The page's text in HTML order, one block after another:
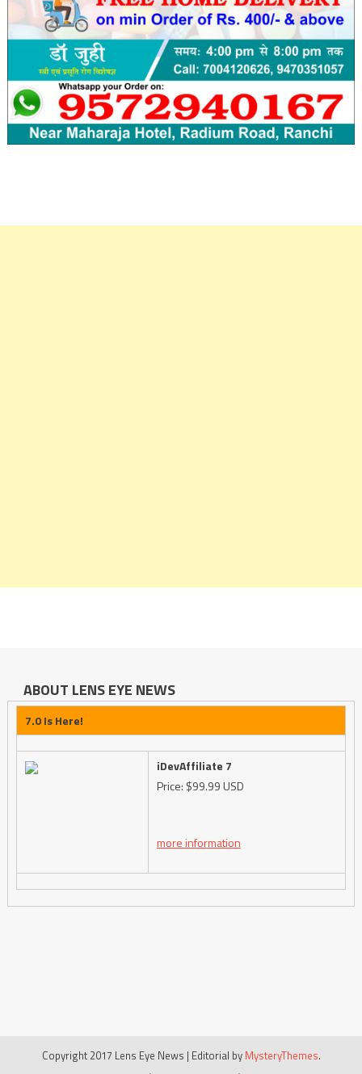
ABOUT LENS EYE NEWS
7.0 Is Here!
iDevAffiliate 7
Price: $99.99 USD
more information
Copyright 2017 Lens Eye News | Editorial by MysteryThemes.